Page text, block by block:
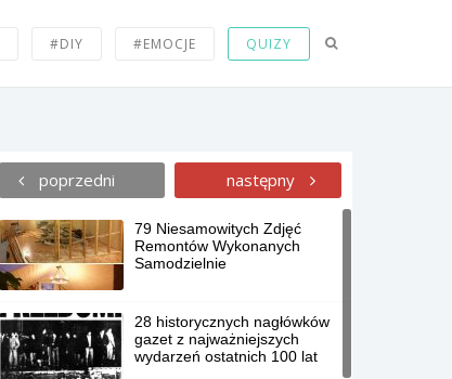
#DIY #EMOCJE QUIZY
poprzedni następny
79 Niesamowitych Zdjęć
Remontów Wykonanych
Samodzielnie
28 historycznych nagłówków
gazet z najważniejszych
wydarzeń ostatnich 100 lat